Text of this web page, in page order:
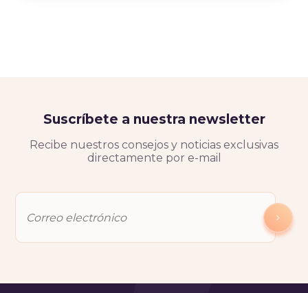
Suscríbete a nuestra newsletter
Recibe nuestros consejos y noticias exclusivas
directamente por e-mail